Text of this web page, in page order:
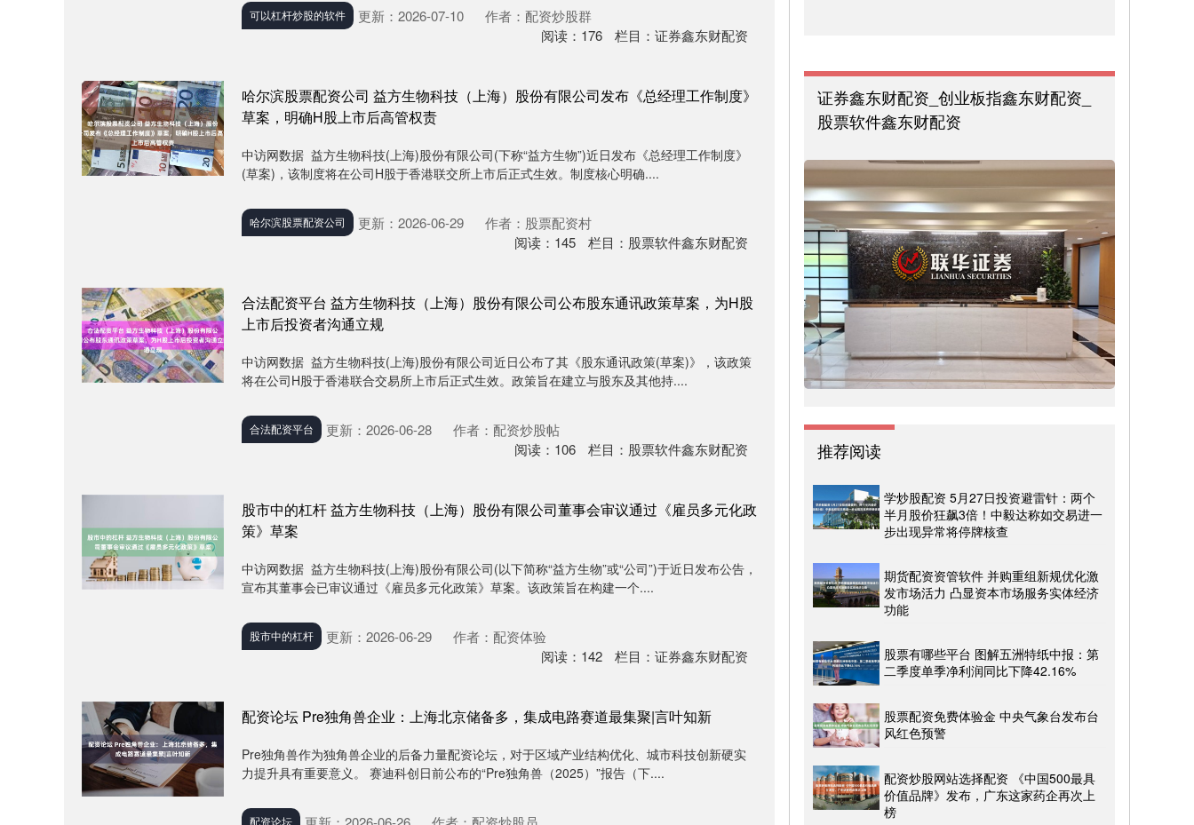
可以杠杆炒股的软件 更新：2026-07-10
作者：配资炒股群
阅读： 176 栏目： 证券鑫东财配资
哈尔滨股票配资公司 益方生物科技（上海）股份有限公司发布《总经理工作制度》
草案，明确H股上市后高管权责
中访网数据 益方生物科技(上海)股份有限公司(下称“益方生物”)近日发布《总经理工作制度》
(草案)，该制度将在公司H股于香港联交所上市后正式生效。制度核心明确....
哈尔滨股票配资公司 更新：2026-06-29
作者：股票配资村
阅读： 145 栏目： 股票软件鑫东财配资
合法配资平台 益方生物科技（上海）股份有限公司公布股东通讯政策草案，为H股
上市后投资者沟通立规
中访网数据 益方生物科技(上海)股份有限公司近日公布了其《股东通讯政策(草案)》，该政策
将在公司H股于香港联合交易所上市后正式生效。政策旨在建立与股东及其他持....
合法配资平台 更新：2026-06-28
作者：配资炒股帖
阅读： 106 栏目： 股票软件鑫东财配资
股市中的杠杆 益方生物科技（上海）股份有限公司董事会审议通过《雇员多元化政
策》草案
中访网数据 益方生物科技(上海)股份有限公司(以下简称“益方生物”或“公司”)于近日发布公告，
宣布其董事会已审议通过《雇员多元化政策》草案。该政策旨在构建一个....
股市中的杠杆 更新：2026-06-29
作者：配资体验
阅读： 142 栏目： 证券鑫东财配资
配资论坛 Pre独角兽企业：上海北京储备多，集成电路赛道最集聚|言叶知新
Pre独角兽作为独角兽企业的后备力量配资论坛，对于区域产业结构优化、城市科技创新硬实
力提升具有重要意义。 赛迪科创日前公布的“Pre独角兽（2025）”报告（下....
配资论坛
证券鑫东财配资_创业板指鑫东财配资_
股票软件鑫东财配资
推荐阅读
学炒股配资 5月27日投资避雷针：两个
半月股价狂飙3倍！中毅达称如交易进一
步出现异常将停牌核查
期货配资资管软件 并购重组新规优化激
发市场活力 凸显资本市场服务实体经济
功能
股票有哪些平台 图解五洲特纸中报：第
二季度单季净利润同比下降42.16%
股票配资免费体验金 中央气象台发布台
风红色预警
配资炒股网站选择配资 《中国500最具
价值品牌》发布，广东这家药企再次上
榜